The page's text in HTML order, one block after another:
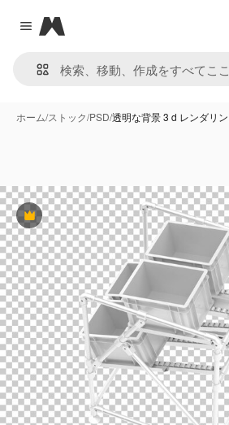
Close menu
Magnific
ホーム/ストック/PSD/透明な背景 3 d レンダリ
Premium